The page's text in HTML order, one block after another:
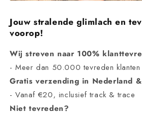
Jouw stralende glimlach en
voorop!
Wij streven naar 100%
- Meer dan 50.000 tevreden
Gratis verzending in Nederland
- Vanaf €20, inclusief track & trace
Niet tevreden?